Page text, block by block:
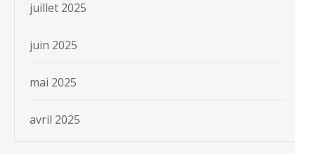
juillet 2025
juin 2025
mai 2025
avril 2025